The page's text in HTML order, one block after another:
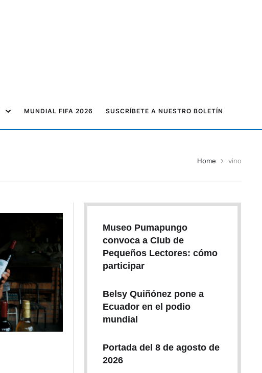
MUNDIAL FIFA 2026 SUSCRÍBETE A NUESTRO BOLETÍN
Home vino
Museo Pumapungo
convoca a Club de
Pequeños Lectores: cómo
participar
Belsy Quiñónez pone a
Ecuador en el podio
mundial
Portada del 8 de agosto de
2026